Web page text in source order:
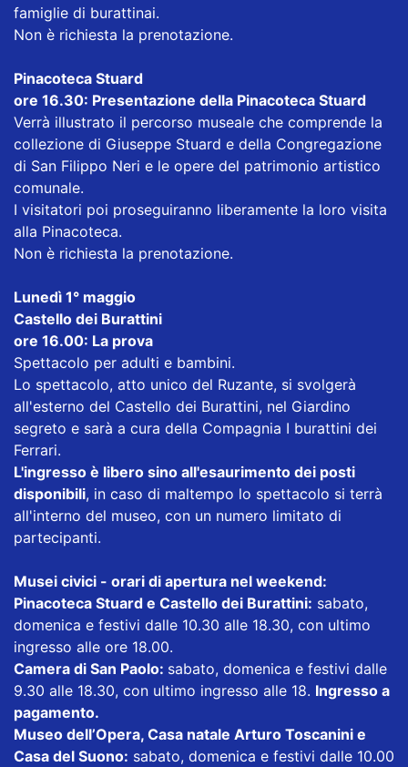
famiglie di burattinai.
Non è richiesta la prenotazione.
Pinacoteca Stuard
ore 16.30: Presentazione della Pinacoteca Stuard
Verrà illustrato il percorso museale che comprende la
collezione di Giuseppe Stuard e della Congregazione
di San Filippo Neri e le opere del patrimonio artistico
comunale.
I visitatori poi proseguiranno liberamente la loro visita
alla Pinacoteca.
Non è richiesta la prenotazione.
Lunedì 1° maggio
Castello dei Burattini
ore 16.00: La prova
Spettacolo per adulti e bambini.
Lo spettacolo, atto unico del Ruzante, si svolgerà
all'esterno del Castello dei Burattini, nel Giardino
segreto e sarà a cura della Compagnia I burattini dei
Ferrari.
L'ingresso è libero sino all'esaurimento dei posti
disponibili, in caso di maltempo lo spettacolo si terrà
all'interno del museo, con un numero limitato di
partecipanti.
Musei civici - orari di apertura nel weekend:
Pinacoteca Stuard e Castello dei Burattini: sabato,
domenica e festivi dalle 10.30 alle 18.30, con ultimo
ingresso alle ore 18.00.
Camera di San Paolo: sabato, domenica e festivi dalle
9.30 alle 18.30, con ultimo ingresso alle 18. Ingresso a
pagamento.
Museo dell’Opera, Casa natale Arturo Toscanini e
Casa del Suono: sabato, domenica e festivi dalle 10.00